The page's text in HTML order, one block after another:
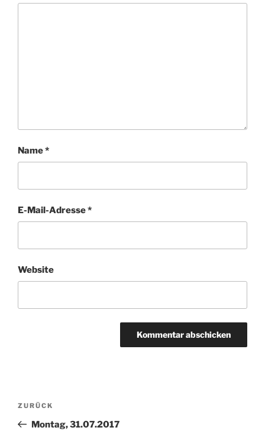
Name*
E-Mail-Adresse*
Website
Beitragsnavigation
Vorheriger
Beitrag
ZURÜCK
Montag, 31.07.2017